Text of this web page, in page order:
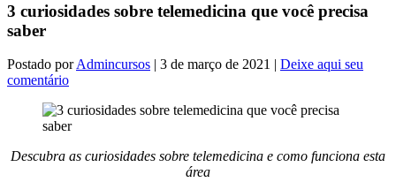
3 curiosidades sobre telemedicina que você precisa
saber
Postado porAdmincursos | 3 de março de 2021 | Deixe aqui seu
comentário
Descubra as curiosidades sobre telemedicina e como funciona esta
área